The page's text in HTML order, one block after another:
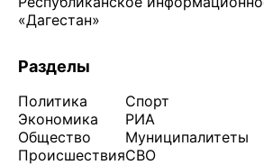
«Дагестан»
Разделы
Политика
Экономика
Общество
Происшествия
Спорт
РИА
Муниципалитеты
СВО